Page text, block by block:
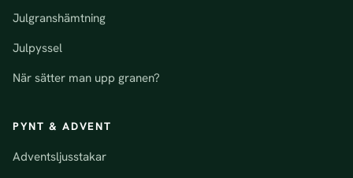
Julgranshämtning
Julpyssel
När sätter man upp granen?
PYNT & ADVENT
Adventsljusstakar